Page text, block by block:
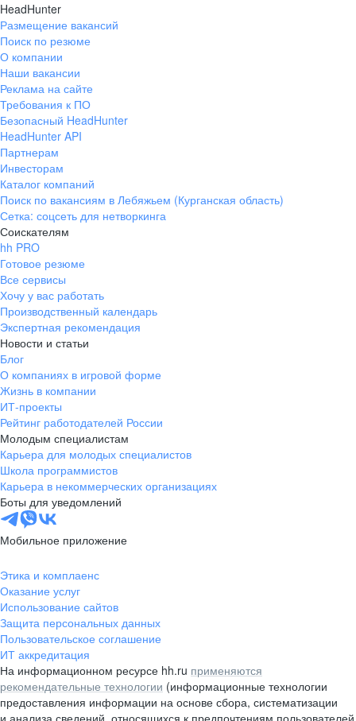
HeadHunter
Размещение вакансий
Поиск по резюме
О компании
Наши вакансии
Реклама на сайте
Требования к ПО
Безопасный HeadHunter
HeadHunter API
Партнерам
Инвесторам
Каталог компаний
Поиск по вакансиям в Лебяжьем (Курганская область)
Сетка: соцсеть для нетворкинга
Соискателям
hh PRO
Готовое резюме
Все сервисы
Хочу у вас работать
Производственный календарь
Экспертная рекомендация
Новости и статьи
Блог
О компаниях в игровой форме
Жизнь в компании
ИТ-проекты
Рейтинг работодателей России
Молодым специалистам
Карьера для молодых специалистов
Школа программистов
Карьера в некоммерческих организациях
Боты для уведомлений
Мобильное приложение
Этика и комплаенс
Оказание услуг
Использование сайтов
Защита персональных данных
Пользовательское соглашение
ИТ аккредитация
На информационном ресурсе hh.ru применяются
рекомендательные технологии (информационные технологии
предоставления информации на основе сбора, систематизации
и анализа сведений, относящихся к предпочтениям пользователей